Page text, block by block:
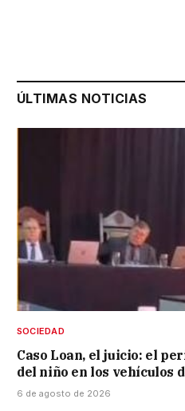
ÚLTIMAS NOTICIAS
SOCIEDAD
Caso Loan, el juicio: el
del niño en los vehículos
6 de agosto de 2026